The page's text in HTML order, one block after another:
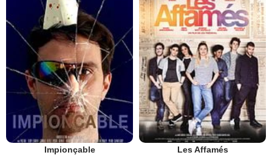
Impionçable Les Affamés